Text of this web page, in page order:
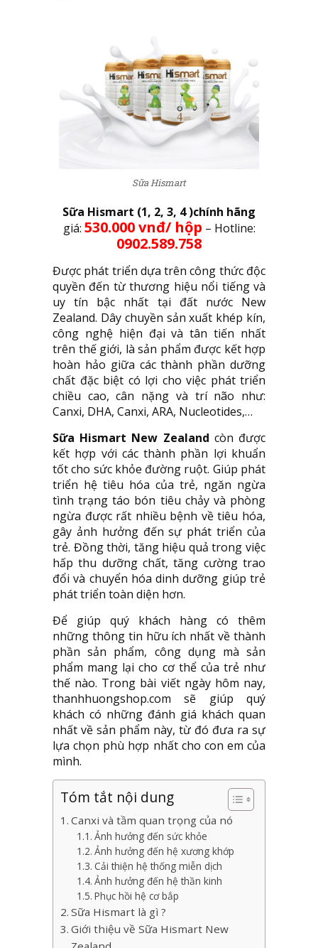
Sữa Hismart
Sữa Hismart (1, 2, 3, 4 )chính hãng
giá: 530.000 vnđ/ hộp – Hotline:
0902.589.758
Được phát triển dựa trên công thức độc
quyền đến từ thương hiệu nổi tiếng và
uy tín bậc nhất tại đất nước New
Zealand. Dây chuyền sản xuất khép kín,
công nghệ hiện đại và tân tiến nhất
trên thế giới, là sản phẩm được kết hợp
hoàn hảo giữa các thành phần dưỡng
chất đặc biệt có lợi cho việc phát triển
chiều cao, cân nặng và trí não như:
Canxi, DHA, Canxi, ARA, Nucleotides,…
Sữa Hismart New Zealand còn được
kết hợp với các thành phần lợi khuẩn
tốt cho sức khỏe đường ruột. Giúp phát
triển hệ tiêu hóa của trẻ, ngăn ngừa
tình trạng táo bón tiêu chảy và phòng
ngừa được rất nhiều bệnh về tiêu hóa,
gây ảnh hưởng đến sự phát triển của
trẻ. Đồng thời, tăng hiệu quả trong việc
hấp thu dưỡng chất, tăng cường trao
đổi và chuyển hóa dinh dưỡng giúp trẻ
phát triển toàn diện hơn.
Để giúp quý khách hàng có thêm
những thông tin hữu ích nhất về thành
phần sản phẩm, công dụng mà sản
phẩm mang lại cho cơ thể của trẻ như
thế nào. Trong bài viết ngày hôm nay,
thanhhuongshop.com sẽ giúp quý
khách có những đánh giá khách quan
nhất về sản phẩm này, từ đó đưa ra sự
lựa chọn phù hợp nhất cho con em của
mình.
Tóm tắt nội dung
Canxi và tầm quan trọng của nó
Ảnh hưởng đến sức khỏe
Ảnh hưởng đến hệ xương khớp
Cải thiện hệ thống miễn dịch
Ảnh hưởng đến hệ thần kinh
Phục hồi hệ cơ bắp
Sữa Hismart là gì ?
Giới thiệu về Sữa Hismart New